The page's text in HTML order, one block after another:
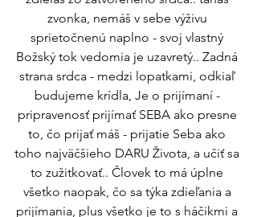
zvonka, nemáš v sebe výživu
sprietočnenú naplno - svoj vlastný
Božský tok vedomia je uzavretý.. Zadná
strana srdca - medzi lopatkami, odkiaľ
budujeme krídla, Je o prijímaní -
pripravenosť prijímať SEBA ako presne
to, čo prijať máš - prijatie Seba ako
toho najväčšieho DARU Života, a učiť sa
to zužitkovať.. Človek to má úplne
všetko naopak, čo sa týka zdieľania a
prijímania, plus všetko je to s háčikmi a